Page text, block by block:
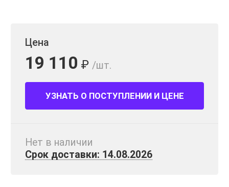
Цена
19 110 ₽ /шт.
УЗНАТЬ О ПОСТУПЛЕНИИ И ЦЕНЕ
Нет в наличии
Срок доставки: 14.08.2026